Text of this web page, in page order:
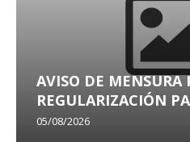
AVISO DE MENSURA
REGULARIZACIÓN
05/08/2026